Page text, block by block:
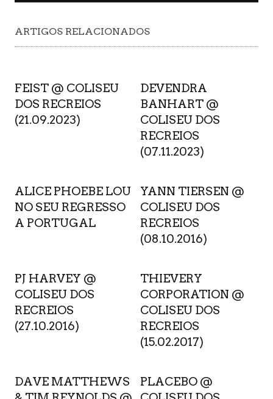
ARTIGOS RELACIONADOS
FEIST @ COLISEU
DOS RECREIOS
(21.09.2023)
DEVENDRA
BANHART @
COLISEU DOS
RECREIOS
(07.11.2023)
ALICE PHOEBE LOU
NO SEU REGRESSO
A PORTUGAL
YANN TIERSEN @
COLISEU DOS
RECREIOS
(08.10.2016)
PJ HARVEY @
COLISEU DOS
RECREIOS
(27.10.2016)
THIEVERY
CORPORATION @
COLISEU DOS
RECREIOS
(15.02.2017)
DAVE MATTHEWS
PLACEBO @